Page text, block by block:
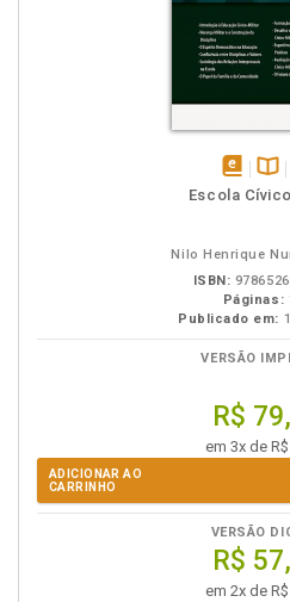
disponível
Escola
Nilo Henrique
ISBN:
Páginas:
Publicado em:
VERSÃO
R$
em 3x de
ADICIONAR AO
CARRINHO
VERSÃO
R$
em 2x de